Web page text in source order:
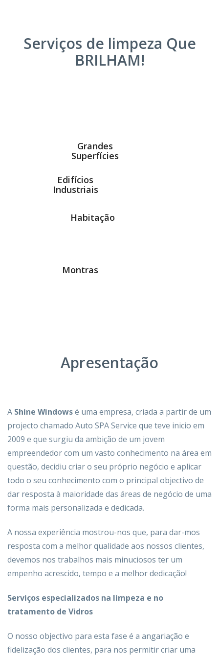
Serviços de limpeza Que
BRILHAM!
Grandes
Superfícies
Edifícios
Industriais
Habitação
Montras
Apresentação
A Shine Windowsé uma empresa, criada a partir de um
projecto chamado Auto SPA Service que teve inicio em
2009 e que surgiu da ambição de um jovem
empreendedor com um vasto conhecimento na área em
questão, decidiu criar o seu próprio negócio e aplicar
todo o seu conhecimento com o principal objectivo de
dar resposta à maioridade das áreas de negócio de uma
forma mais personalizada e dedicada.
A nossa experiência mostrou-nos que, para dar-mos
resposta com a melhor qualidade aos nossos clientes,
devemos nos trabalhos mais minuciosos ter um
empenho acrescido, tempo e a melhor dedicação!
Serviços especializados na limpeza e no
tratamento de Vidros
O nosso objectivo para esta fase é a angariação e
fidelização dos clientes, para nos permitir criar uma